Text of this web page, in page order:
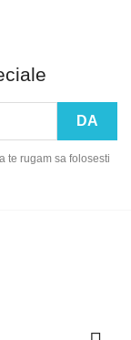
te rugam sa folosesti